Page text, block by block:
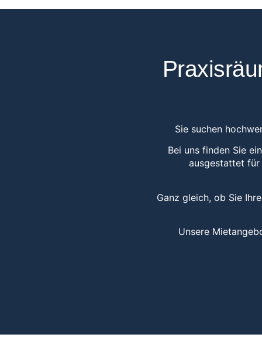
Sie suchen
Bei uns finden Sie
ausgestattet für
Ganz gleich, ob Sie
Unsere